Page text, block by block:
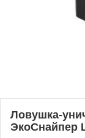
Ловушка-
ЭкоСнайпер